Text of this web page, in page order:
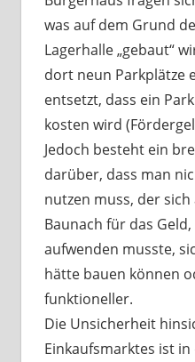
was auf dem Grund
Lagerhalle „gebaut“
dort neun Parkplätze
entsetzt, dass ein
kosten wird
Jedoch besteht ein
darüber, dass man
nutzen muss, der
Baunach für das
aufwenden musste,
hätte bauen können
funktioneller.
Die Unsicherheit
Einkaufsmarktes ist